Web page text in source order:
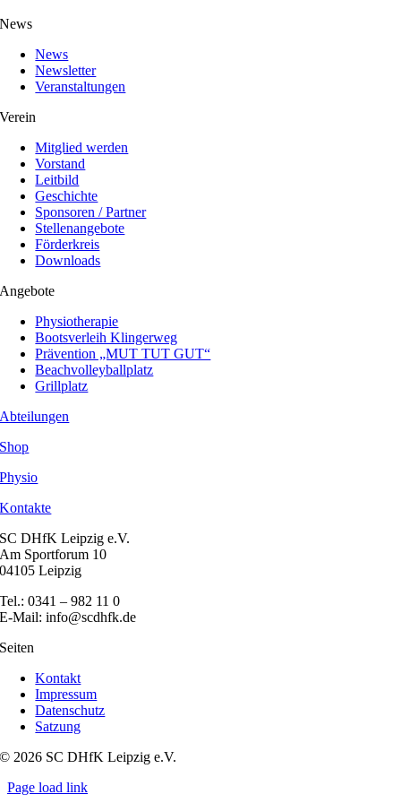
News
News
Newsletter
Veranstaltungen
Verein
Mitglied werden
Vorstand
Leitbild
Geschichte
Sponsoren / Partner
Stellenangebote
Förderkreis
Downloads
Angebote
Physiotherapie
Bootsverleih Klingerweg
Prävention „MUT TUT GUT“
Beachvolleyballplatz
Grillplatz
Abteilungen
Shop
Physio
Kontakte
SC DHfK Leipzig e.V.
Am Sportforum 10
04105 Leipzig
Tel.: 0341 – 982 11 0
E-Mail: info@scdhfk.de
Seiten
Kontakt
Impressum
Datenschutz
Satzung
© 2026 SC DHfK Leipzig e.V.
Page load link